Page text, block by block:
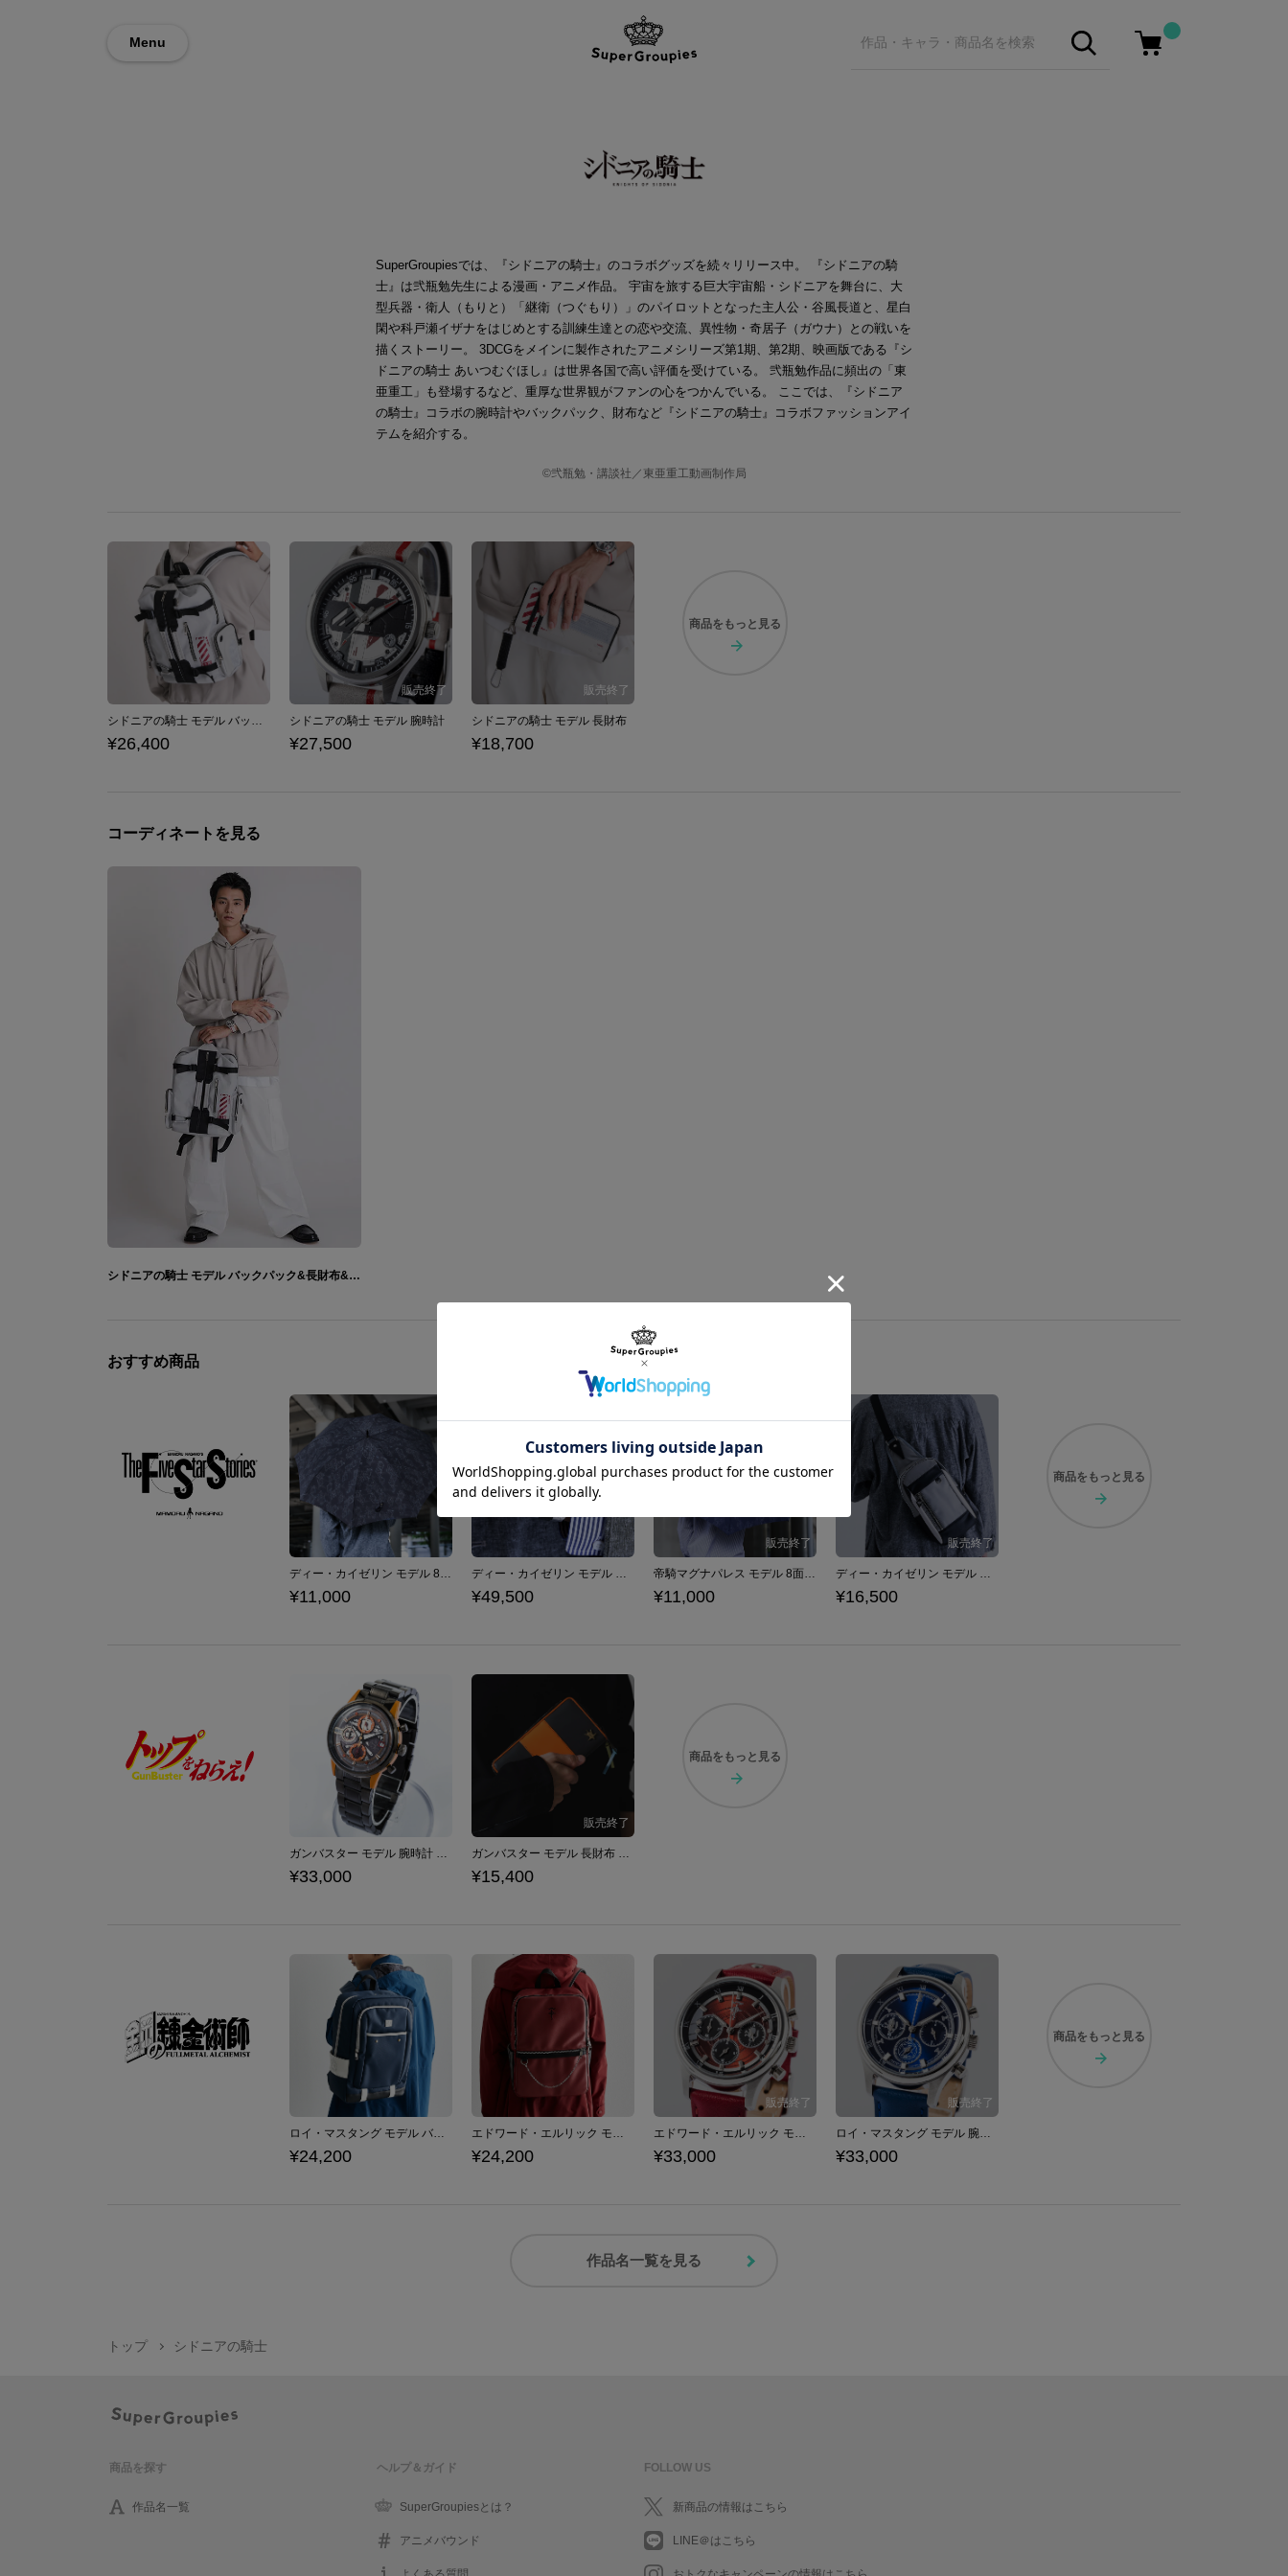
Menu
SuperGroupiesでは、『シドニアの騎士』のコラボグッズを続々リリース中。 『シドニアの騎
士』は弐瓶勉先生による漫画・アニメ作品。 宇宙を旅する巨大宇宙船・シドニアを舞台に、大
型兵器・衛人（もりと）「継衛（つぐもり）」のパイロットとなった主人公・谷風長道と、星白
閑や科戸瀬イザナをはじめとする訓練生達との恋や交流、異性物・奇居子（ガウナ）との戦いを
描くストーリー。 3DCGをメインに製作されたアニメシリーズ第1期、第2期、映画版である『シ
ドニアの騎士 あいつむぐほし』は世界各国で高い評価を受けている。 弐瓶勉作品に頻出の「東
亜重工」も登場するなど、重厚な世界観がファンの心をつかんでいる。 ここでは、『シドニア
の騎士』コラボの腕時計やバックパック、財布など『シドニアの騎士』コラボファッションアイ
テムを紹介する。
©弐瓶勉・講談社／東亜重工動画制作局
シドニアの騎士 モデル バックパック
¥26,400
シドニアの騎士 モデル 腕時計
¥27,500
シドニアの騎士 モデル 長財布
¥18,700
商品を もっと見る
コーディネートを見る
シドニアの騎士 モデル バックパック&長財布&腕時計
おすすめ商品
¥11,000 ¥49,500 ¥11,000 ¥16,500
商品を もっと見る
¥33,000 ¥15,400
商品を もっと見る
¥24,200 ¥24,200 ¥33,000 ¥33,000
商品を もっと見る
作品名一覧を見る
トップ シドニアの騎士
商品を探す
作品名一覧
ヘルプ＆ガイド
SuperGroupiesとは？
アニメバウンド
FOLLOW US
新商品の情報はこちら
LINE＠はこちら